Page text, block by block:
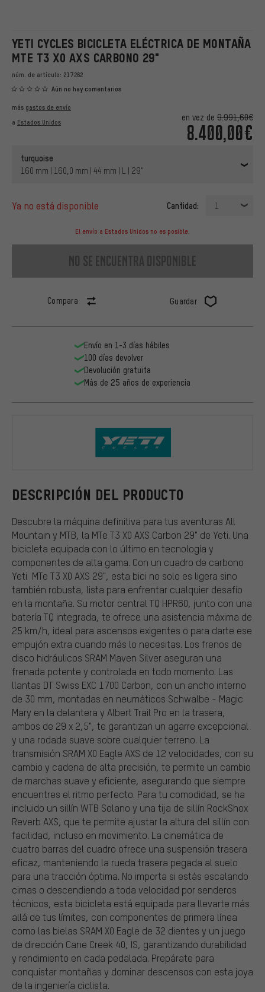
YETI CYCLES BICICLETA ELÉCTRICA DE MONTAÑA
MTE T3 X0 AXS CARBONO 29"
núm. de artículo: 217262
Aún no hay comentarios
en vez de 9.991,60€
8.400,00€
más gastos de envío
a Estados Unidos
turquoise
160 mm | 160,0 mm | 44 mm | L | 29"
ya no está disponible Cantidad: 1
El envío a Estados Unidos no es posible.
no se encuentra disponible
Compara Guardar
DESCRIPCIÓN DEL PRODUCTO
Descubre la máquina definitiva para tus aventuras All
Mountain y MTB, la MTe T3 X0 AXS Carbon 29" de Yeti. Una
bicicleta equipada con lo último en tecnología y
componentes de alta gama. Con un cuadro de carbono
Yeti MTe T3 X0 AXS 29", esta bici no solo es ligera sino
también robusta, lista para enfrentar cualquier desafío
en la montaña. Su motor central TQ HPR60, junto con una
batería TQ integrada, te ofrece una asistencia máxima de
25 km/h, ideal para ascensos exigentes o para darte ese
empujón extra cuando más lo necesitas. Los frenos de
disco hidráulicos SRAM Maven Silver aseguran una
frenada potente y controlada en todo momento. Las
llantas DT Swiss EXC 1700 Carbon, con un ancho interno
de 30 mm, montadas en neumáticos Schwalbe - Magic
Mary en la delantera y Albert Trail Pro en la trasera,
ambos de 29 x 2,5", te garantizan un agarre excepcional
y una rodada suave sobre cualquier terreno. La
transmisión SRAM X0 Eagle AXS de 12 velocidades, con su
cambio y cadena de alta precisión, te permite un cambio
de marchas suave y eficiente, asegurando que siempre
encuentres el ritmo perfecto. Para tu comodidad, se ha
incluido un sillín WTB Solano y una tija de sillín RockShox
Reverb AXS, que te permite ajustar la altura del sillín con
facilidad, incluso en movimiento. La cinemática de
cuatro barras del cuadro ofrece una suspensión trasera
eficaz, manteniendo la rueda trasera pegada al suelo
para una tracción óptima. No importa si estás escalando
cimas o descendiendo a toda velocidad por senderos
técnicos, esta bicicleta está equipada para llevarte más
allá de tus límites, con componentes de primera línea
como las bielas SRAM X0 Eagle de 32 dientes y un juego
de dirección Cane Creek 40, IS, garantizando durabilidad
y rendimiento en cada pedalada. Prepárate para
conquistar montañas y dominar descensos con esta joya
de la ingeniería ciclista.
Envío en 1-3 días hábiles
100 días devolver
Devolución gratuita
Más de 25 años de experiencia